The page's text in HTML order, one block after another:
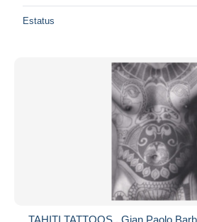
Estatus
TAHITI TATTOOS . Gian Paolo